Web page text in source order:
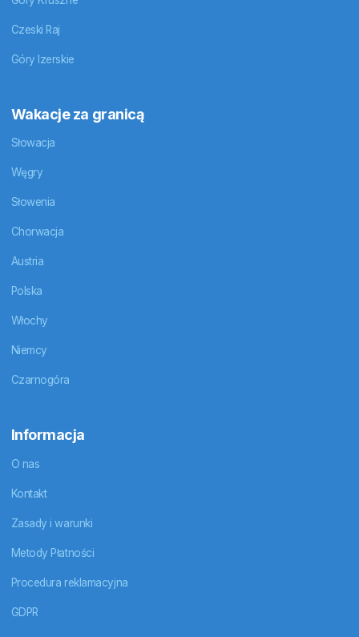
Czeski Raj
Góry Izerskie
Wakacje za granicą
Słowacja
Węgry
Słowenia
Chorwacja
Austria
Polska
Włochy
Niemcy
Czarnogóra
Informacja
O nas
Kontakt
Zasady i warunki
Metody Płatności
Procedura reklamacyjna
GDPR